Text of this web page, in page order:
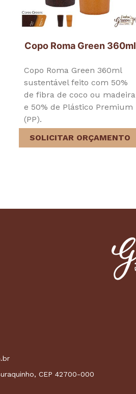
Copo Roma Green 360ml
Copo Roma Green 360ml
sustentável feito com 50%
de fibra de coco ou madeira
e 50% de Plástico Premium
(PP).
SOLICITAR ORÇAMENTO
CEP 42700-000